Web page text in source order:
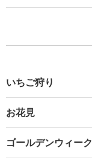
いちご狩り
お花見
ゴールデンウィーク